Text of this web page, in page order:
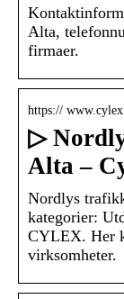
Alta,
firmaer.
https://
▷
Alta –
Nordlys
kategorier:
CYLEX. Her
virksomheter.